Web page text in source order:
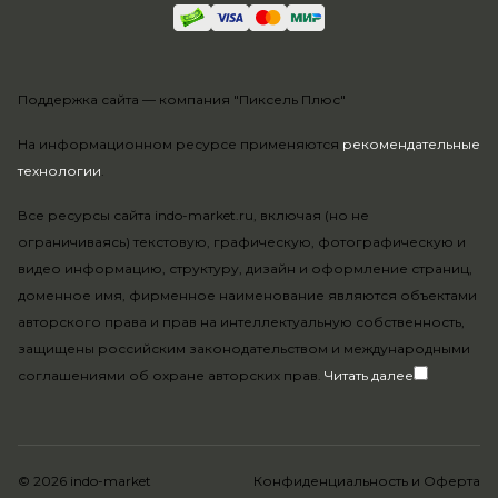
На информационном ресурсе применяются рекомендательные
технологии.
Все ресурсы сайта indo-market.ru, включая (но не
ограничиваясь) текстовую, графическую, фотографическую и
видео информацию, структуру, дизайн и оформление страниц,
доменное имя, фирменное наименование являются объектами
авторского права и прав на интеллектуальную собственность,
защищены российским законодательством и международными
соглашениями об охране авторских прав. Читать далее
Поддержка сайта — компания "Пиксель Плюс"
© 2026 indo-market Конфиденциальность и Оферта